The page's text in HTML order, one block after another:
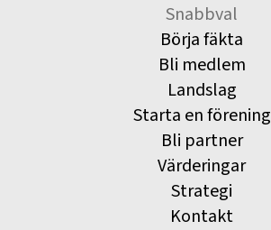
Snabbval
Börja fäkta
Bli medlem
Landslag
Starta en förening
Bli partner
Värderingar
Strategi
Kontakt